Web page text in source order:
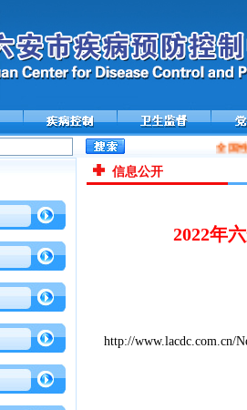
全国
信息公开
2022年
http://www.lacdc.com.cn/